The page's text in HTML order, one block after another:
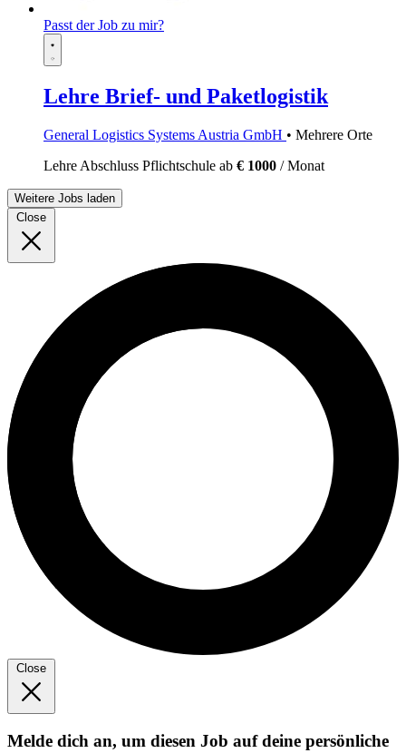
Passt der Job zu mir?
Lehre Brief- und Paketlogistik
General Logistics Systems Austria GmbH • Mehrere Orte
Lehre Abschluss Pflichtschule ab € 1000 / Monat
Weitere Jobs laden
Close
Close
Melde dich an, um diesen Job auf deine persönliche